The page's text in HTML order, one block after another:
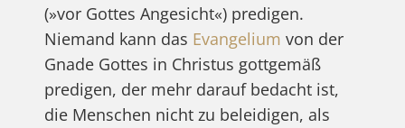
(»vor Gottes Angesicht«) predigen.
Niemand kann das Evangelium von der
Gnade Gottes in Christus gottgemäß
predigen, der mehr darauf bedacht ist,
die Menschen nicht zu beleidigen, als